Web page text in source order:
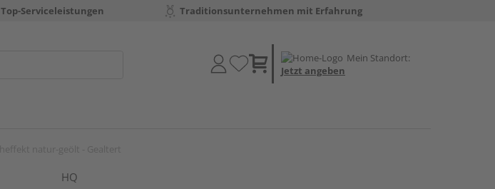
Top-Serviceleistungen Traditionsunternehmen mit Erfahrung
Mein Standort:
Jetzt angeben
HQ